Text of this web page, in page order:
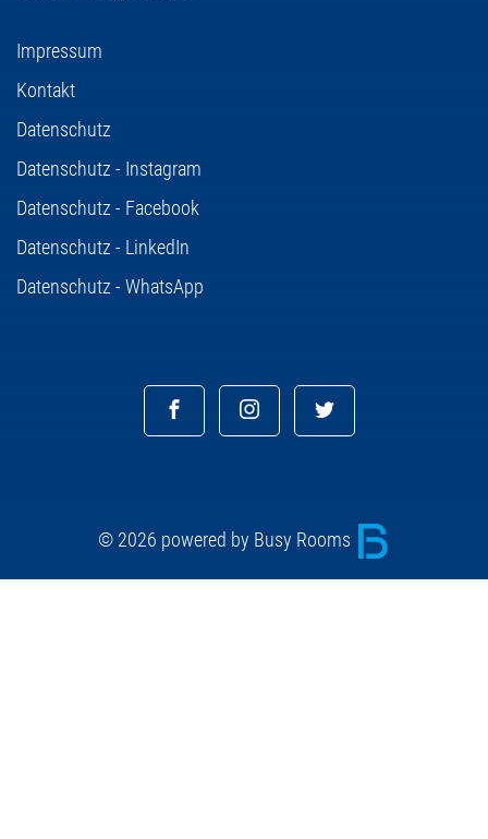
Impressum
Kontakt
Datenschutz
Datenschutz - Instagram
Datenschutz - Facebook
Datenschutz - LinkedIn
Datenschutz - WhatsApp
© 2026 powered by Busy Rooms